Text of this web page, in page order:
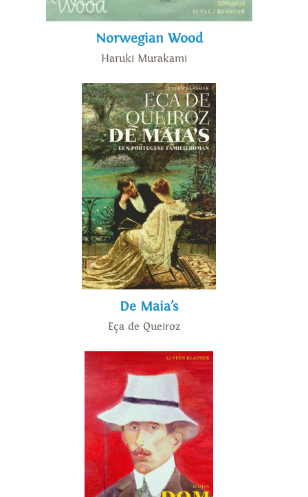
Norwegian Wood
Haruki Murakami
De Maia’s
Eça de Queiroz